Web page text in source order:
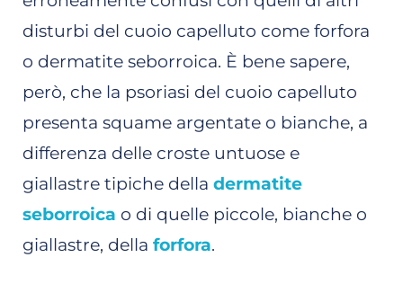
disturbi del cuoio capelluto come forfora
o dermatite seborroica. È bene sapere,
però, che la psoriasi del cuoio capelluto
presenta squame argentate o bianche, a
differenza delle croste untuose e
giallastre tipiche della dermatite
seborroica o di quelle piccole, bianche o
giallastre, della forfora.